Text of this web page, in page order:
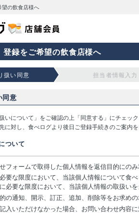
望の飲食店様へ
登録をご希望の飲食店様へ
扱い同意 担当者情報入力
同意
いについて」をご確認の上「同意する」にチェッ
に対し、食べログより後日ご登録手続きのご案内
ついて
フォームで取得した個人情報を返信目的にの
要な限度において、当該個人情報について食
必要な限度において、当該個人情報の取扱い
の通知、開示、訂正、追加、削除等をお求め
入いただけなかった場合、お問い合わせ内容